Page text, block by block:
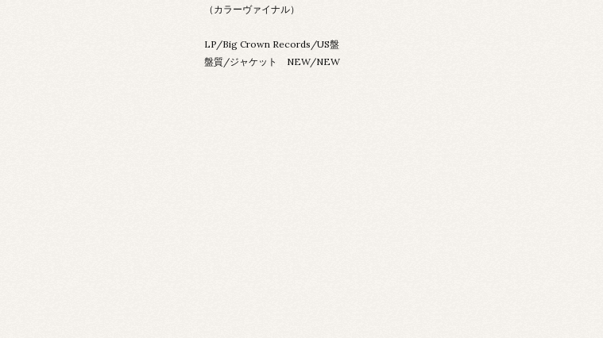
（カラーヴァイナル）
LP/Big Crown Records/US盤
盤質/ジャケット NEW/NEW